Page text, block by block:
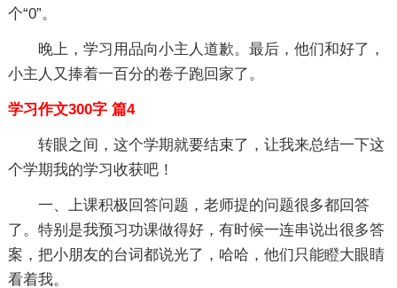
个“0”。
晚上，学习用品向小主人道歉。最后，他们和好了，
小主人又捧着一百分的卷子跑回家了。
学习作文300字 篇4
转眼之间，这个学期就要结束了，让我来总结一下这
个学期我的学习收获吧！
一、上课积极回答问题，老师提的问题很多都回答
了。特别是我预习功课做得好，有时候一连串说出很多答
案，把小朋友的台词都说光了，哈哈，他们只能瞪大眼睛
看着我。